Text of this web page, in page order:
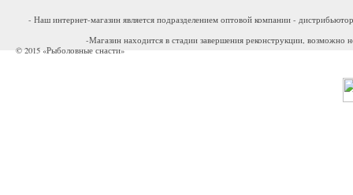
- Наш интернет-магазин является подразделением оптовой компании -
-Магазин находится в стадии завершения реконструкции, возможно
© 2015 «Рыболовные снасти»